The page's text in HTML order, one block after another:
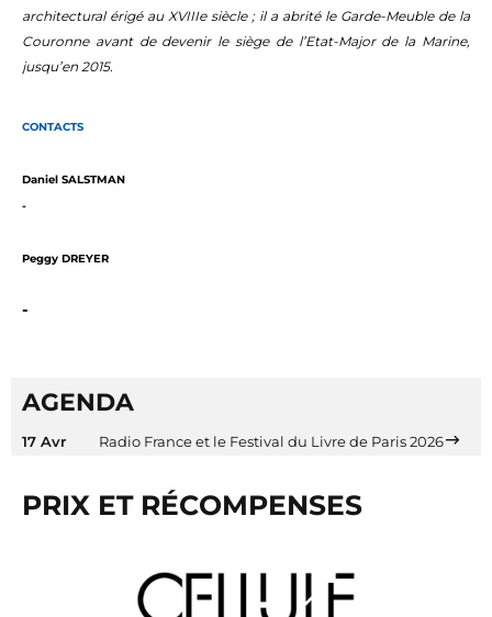
architectural érigé au XVIIIe siècle ; il a abrité le Garde-Meuble de la
Couronne avant de devenir le siège de l’Etat-Major de la Marine,
jusqu’en 2015.
CONTACTS
Daniel SALSTMAN
-
Peggy DREYER
-
AGENDA
17 Avr Radio France et le Festival du Livre de Paris 2026
PRIX ET RÉCOMPENSES